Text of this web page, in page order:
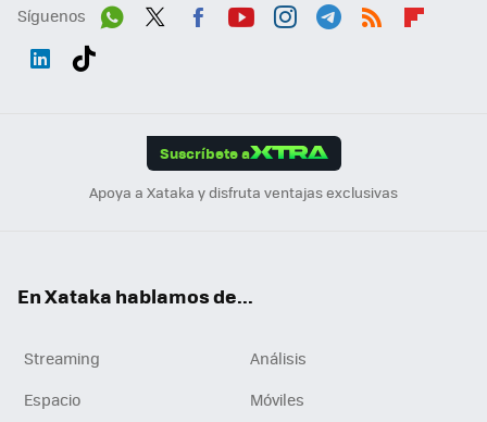
Síguenos
Suscríbete a
Apoya a Xataka y disfruta ventajas exclusivas
En Xataka hablamos de...
Streaming
Análisis
Espacio
Móviles